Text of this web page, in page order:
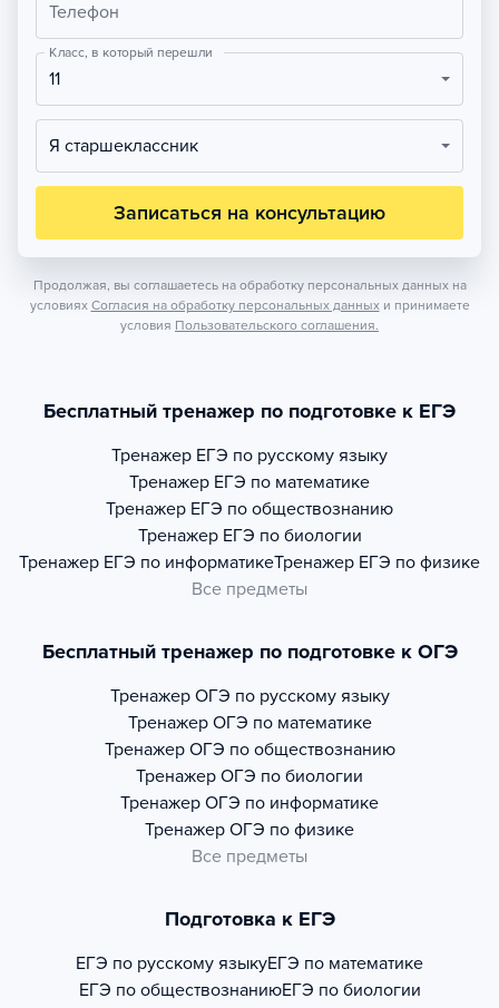
Телефон
Класс, в который перешли
11
Я старшеклассник
Записаться на консультацию
Продолжая, вы соглашаетесь на обработку персональных данных на
условиях Согласия на обработку персональных данных и принимаете
условия Пользовательского соглашения.
Бесплатный тренажер по подготовке к ЕГЭ
Тренажер ЕГЭ по русскому языку
Тренажер ЕГЭ по математике
Тренажер ЕГЭ по обществознанию
Тренажер ЕГЭ по биологии
Тренажер ЕГЭ по информатикеТренажер ЕГЭ по физике
Все предметы
Бесплатный тренажер по подготовке к ОГЭ
Тренажер ОГЭ по русскому языку
Тренажер ОГЭ по математике
Тренажер ОГЭ по обществознанию
Тренажер ОГЭ по биологии
Тренажер ОГЭ по информатике
Тренажер ОГЭ по физике
Все предметы
Подготовка к ЕГЭ
ЕГЭ по русскому языкуЕГЭ по математике
ЕГЭ по обществознаниюЕГЭ по биологии